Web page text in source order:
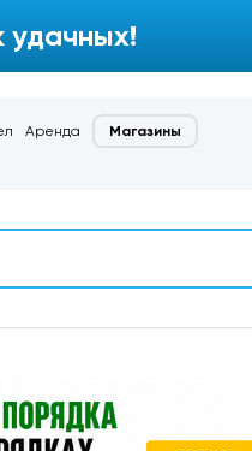
удачных!
Аренда Магазины